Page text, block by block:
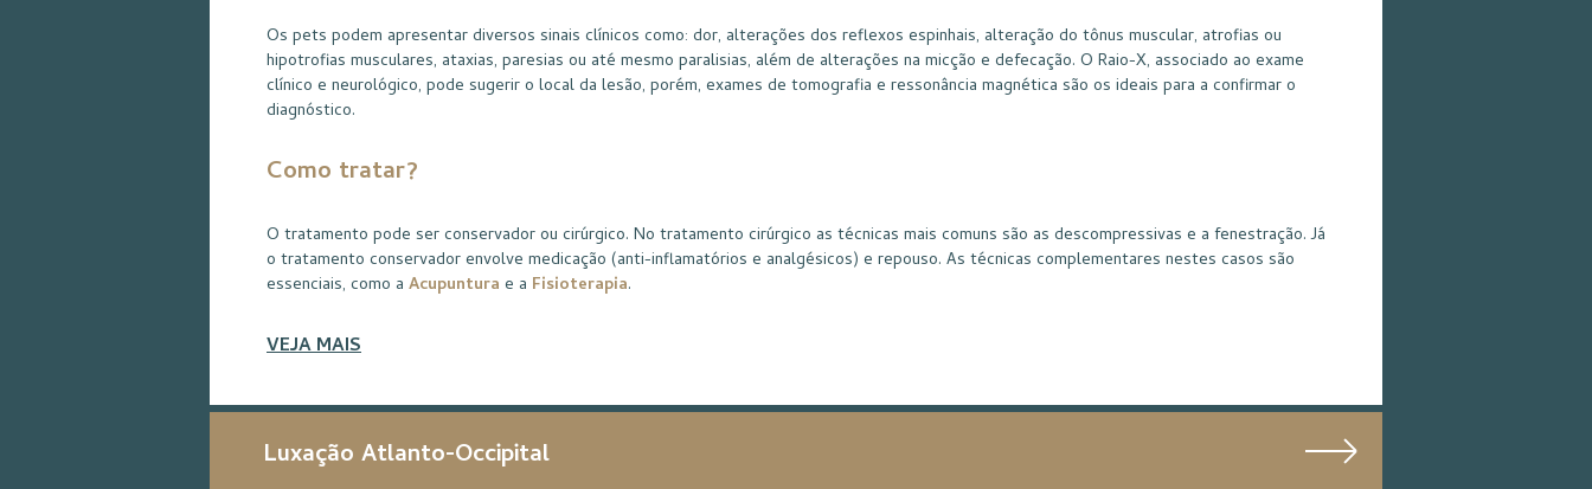
Os pets podem apresentar diversos sinais clínicos como: dor, alterações dos reflexos espinhais, alteração do tônus muscular, atrofias ou
hipotrofias musculares, ataxias, paresias ou até mesmo paralisias, além de alterações na micção e defecação. O Raio-X, associado ao exame
clínico e neurológico, pode sugerir o local da lesão, porém, exames de tomografia e ressonância magnética são os ideais para a confirmar o
diagnóstico.
Como tratar?
O tratamento pode ser conservador ou cirúrgico. No tratamento cirúrgico as técnicas mais comuns são as descompressivas e a fenestração. Já
o tratamento conservador envolve medicação (anti-inflamatórios e analgésicos) e repouso. As técnicas complementares nestes casos são
essenciais, como a Acupuntura e a Fisioterapia.
VEJA MAIS
Luxação Atlanto-Occipital